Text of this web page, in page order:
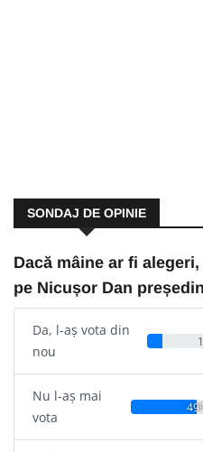
SONDAJ DE OPINIE
Dacă mâine ar fi
pe Nicușor Dan
Da, l-aș vota din
nou
Nu l-aș mai
vota